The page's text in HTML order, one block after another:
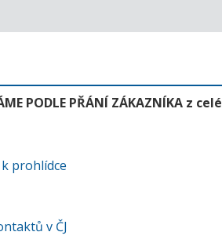
PODLE PŘÁNÍ ZÁKAZNÍKA z celé
prohlídce
v ČJ